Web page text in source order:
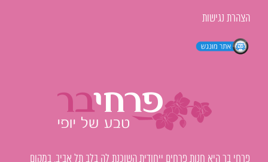
הצהרת נגישות
פרחי בר היא חנות פרחים ייחודית השוכנת לה בלב תל אביב, במקום